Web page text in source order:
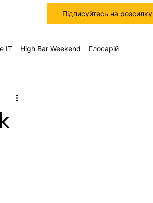
Підписуйтесь на розсилку
IT High Bar Weekend Глосарій